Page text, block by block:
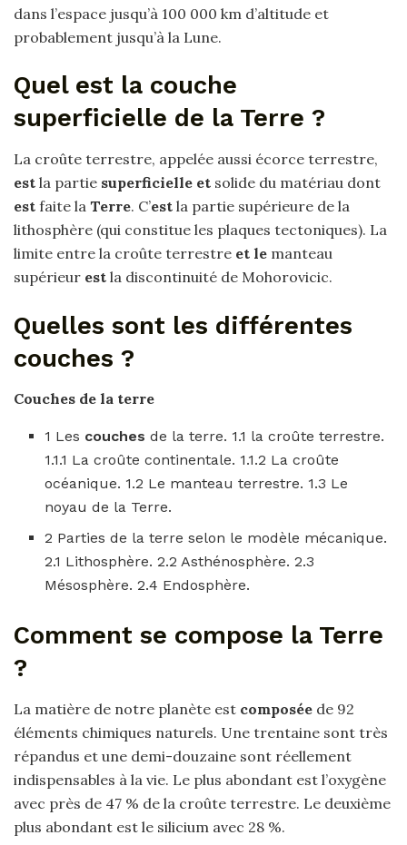
dans l’espace jusqu’à 100 000 km d’altitude et
probablement jusqu’à la Lune.
Quel est la couche
superficielle de la Terre ?
La croûte terrestre, appelée aussi écorce terrestre,
est la partie superficielle et solide du matériau dont
est faite la Terre. C’est la partie supérieure de la
lithosphère (qui constitue les plaques tectoniques). La
limite entre la croûte terrestre et le manteau
supérieur est la discontinuité de Mohorovicic.
Quelles sont les différentes
couches ?
Couches de la terre
1 Les couchesde la terre. 1.1 la croûte terrestre.
1.1.1 La croûte continentale. 1.1.2 La croûte
océanique. 1.2 Le manteau terrestre. 1.3 Le
noyau de la Terre.
2 Parties de la terre selon le modèle mécanique.
2.1 Lithosphère. 2.2 Asthénosphère. 2.3
Mésosphère. 2.4 Endosphère.
Comment se compose la Terre
?
La matière de notre planète est composée de 92
éléments chimiques naturels. Une trentaine sont très
répandus et une demi-douzaine sont réellement
indispensables à la vie. Le plus abondant est l’oxygène
avec près de 47 % de la croûte terrestre. Le deuxième
plus abondant est le silicium avec 28 %.